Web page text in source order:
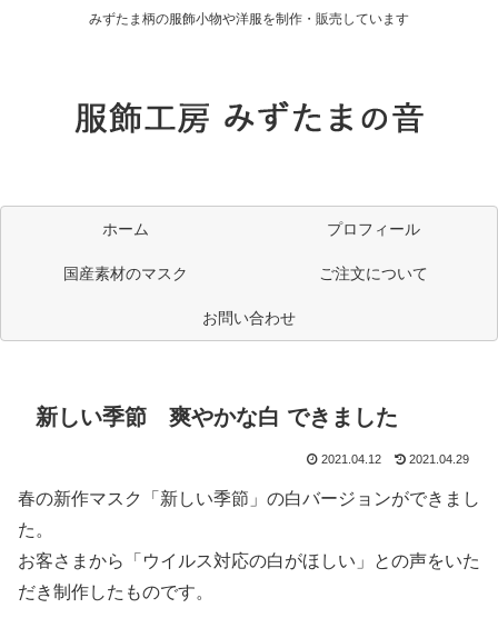
みずたま柄の服飾小物や洋服を制作・販売しています
ホーム プロフィール
国産素材のマスク ご注文について
お問い合わせ
新しい季節 爽やかな白 できました
2021.04.12 2021.04.29
春の新作マスク「新しい季節」の白バージョンができまし
た。
お客さまから「ウイルス対応の白がほしい」との声をいた
だき制作したものです。